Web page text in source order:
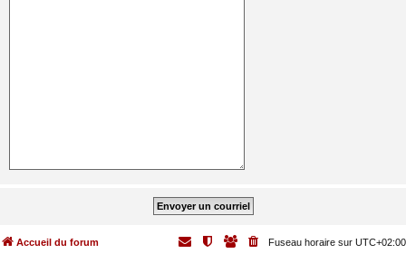
Accueil du forum Fuseau horaire sur UTC+02:00